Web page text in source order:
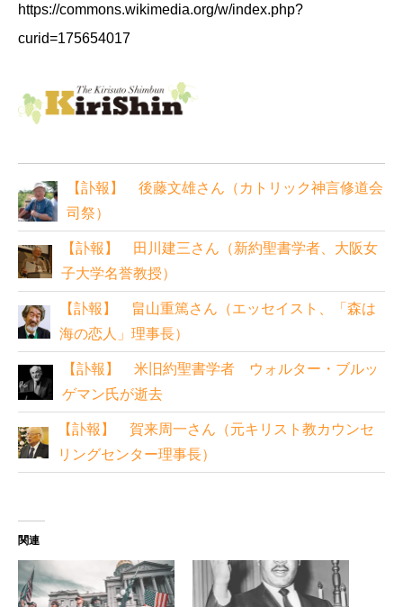
https://commons.wikimedia.org/w/index.php?
curid=175654017
【訃報】 後藤文雄さん（カトリック神言修道会
司祭）
【訃報】 田川建三さん（新約聖書学者、大阪女
子大学名誉教授）
【訃報】 畠山重篤さん（エッセイスト、「森は
海の恋人」理事長）
【訃報】 米旧約聖書学者 ウォルター・ブルッ
ゲマン氏が逝去
【訃報】 賀来周一さん（元キリスト教カウンセ
リングセンター理事長）
関連